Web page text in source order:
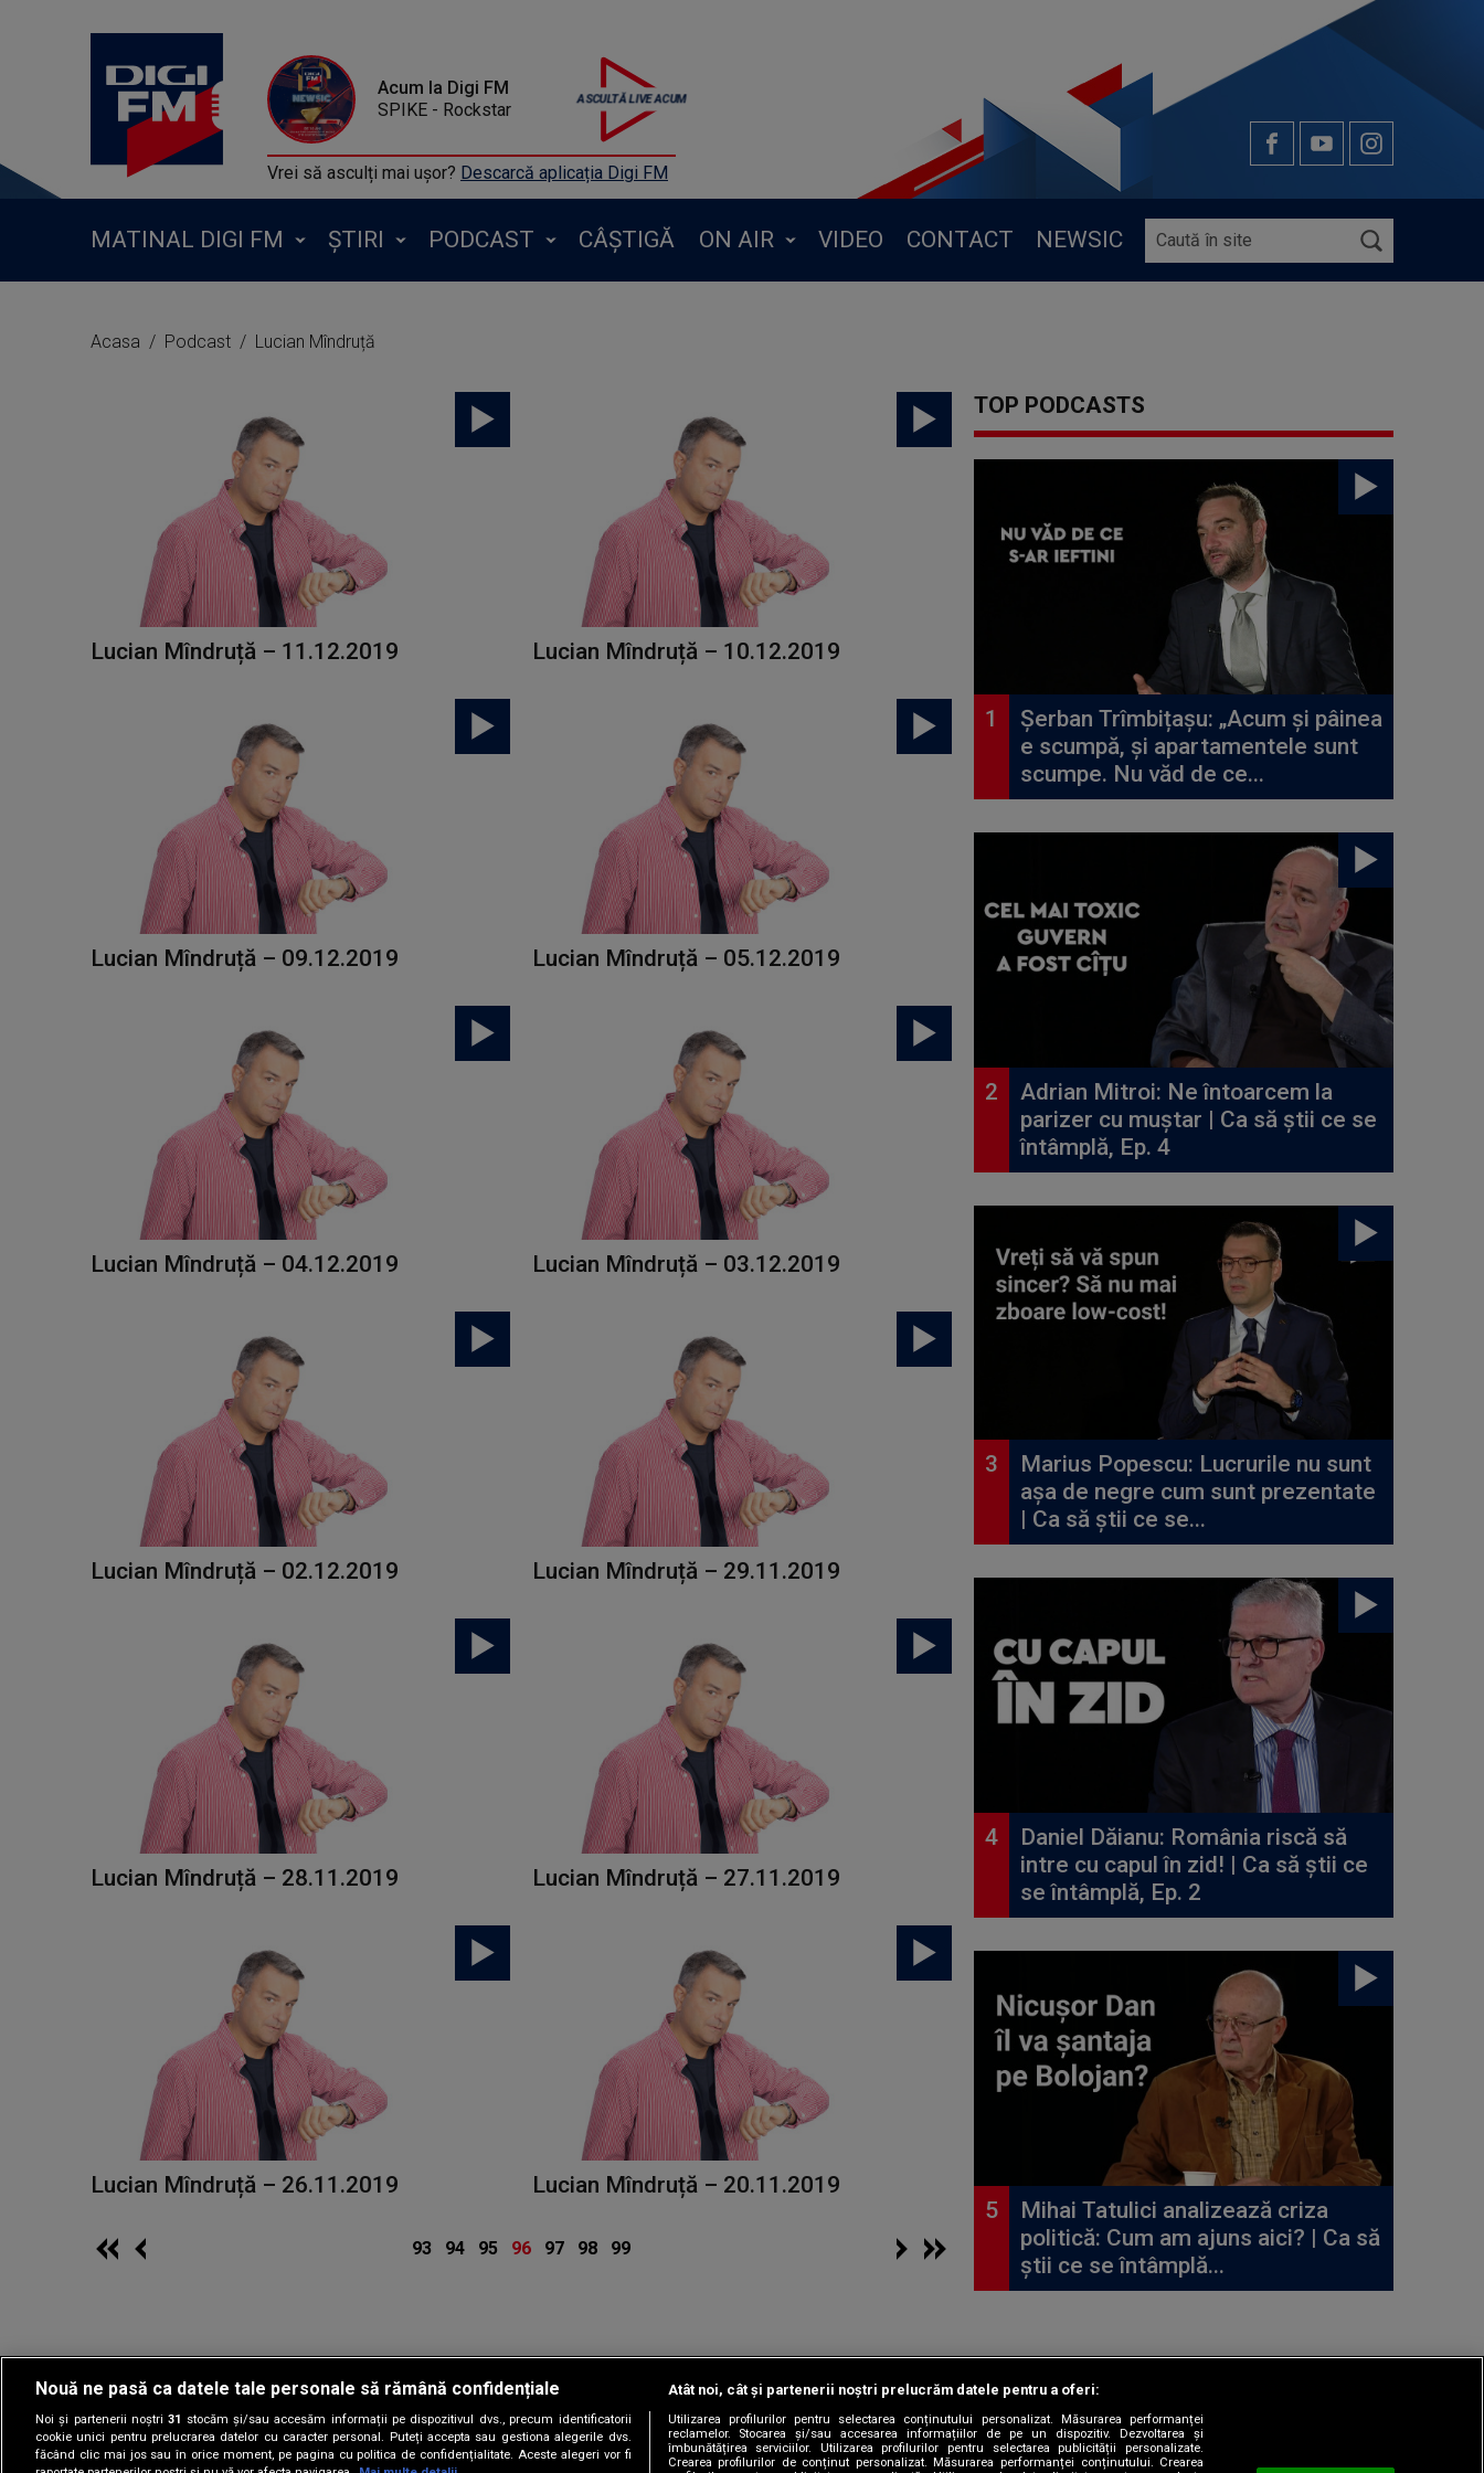
Acum la Digi FM
SPIKE - Rockstar
Vrei să asculți mai ușor? Descarcă aplicația Digi FM
MATINAL DIGI FM ȘTIRI PODCAST CÂȘTIGĂ ON AIR VIDEO CONTACT NEWSIC
Acasa Podcast Lucian Mîndruță
Lucian Mîndruță – 11.12.2019 Lucian Mîndruță – 10.12.2019
Lucian Mîndruță – 09.12.2019 Lucian Mîndruță – 05.12.2019
Lucian Mîndruță – 04.12.2019 Lucian Mîndruță – 03.12.2019
Lucian Mîndruță – 02.12.2019 Lucian Mîndruță – 29.11.2019
Lucian Mîndruță – 28.11.2019 Lucian Mîndruță – 27.11.2019
Lucian Mîndruță – 26.11.2019 Lucian Mîndruță – 20.11.2019
93 94 95 96 97 98 99
TOP PODCASTS
Șerban Trîmbițașu: „Acum și pâinea
e scumpă, și apartamentele sunt
scumpe. Nu văd de ce...
Adrian Mitroi: Ne întoarcem la
parizer cu muștar | Ca să știi ce se
întâmplă, Ep. 4
Marius Popescu: Lucrurile nu sunt
așa de negre cum sunt prezentate
| Ca să știi ce se...
Daniel Dăianu: România riscă să
intre cu capul în zid! | Ca să știi ce
se întâmplă, Ep. 2
Mihai Tatulici analizează criza
politică: Cum am ajuns aici? | Ca să
știi ce se întâmplă...
Copyright © 2026 / DIGI ROMANIA S.A.
Gestionați preferințele|Termeni și condiții |Politica de confidențialitate|Contact/Info| Codul etic|Sitemap
Nouă ne pasă ca datele tale personale să rămână confidențiale
Noi și partenerii noștri31 stocăm și/sau accesăm informații pe dispozitivul dvs., precum identificatorii
cookie unici pentru prelucrarea datelor cu caracter personal. Puteți accepta sau gestiona alegerile dvs.
făcând clic mai jos sau în orice moment, pe pagina cu politica de confidențialitate. Aceste alegeri vor fi
Atât noi, cât și partenerii noștri prelucrăm datele pentru a oferi:
Utilizarea profilurilor pentru selectarea conținutului personalizat. Măsurarea performanței
reclamelor. Stocarea și/sau accesarea informațiilor de pe un dispozitiv. Dezvoltarea și
îmbunătățirea serviciilor. Utilizarea profilurilor pentru selectarea publicității personalizate.
Crearea profilurilor de conținut personalizat. Măsurarea performanței conținutului. Crearea